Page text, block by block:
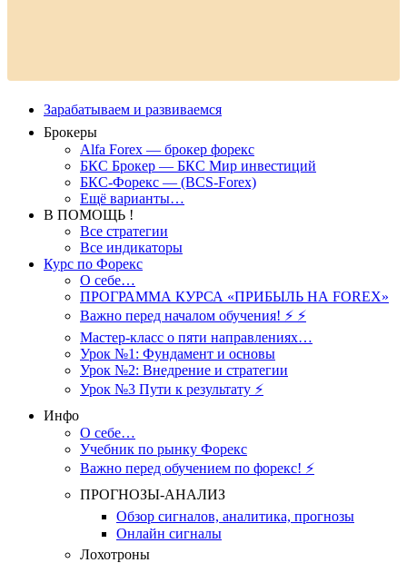
Зарабатываем и развиваемся
Брокеры
Alfa Forex — брокер форекс
БКС Брокер — БКС Мир инвестиций
БКС-Форекс — (BCS-Forex)
Ещё варианты…
В ПОМОЩЬ !
Все стратегии
Все индикаторы
Курс по Форекс
О себе…
ПРОГРАММА КУРСА «ПРИБЫЛЬ НА FOREX»
Важно перед началом обучения! ⚡ ⚡
Мастер-класс о пяти направлениях…
Урок №1: Фундамент и основы
Урок №2: Внедрение и стратегии
Урок №3 Пути к результату ⚡️
Инфо
О себе…
Учебник по рынку Форекс
Важно перед обучением по форекс! ⚡
ПРОГНОЗЫ-АНАЛИЗ
Обзор сигналов, аналитика, прогнозы
Онлайн сигналы
Лохотроны